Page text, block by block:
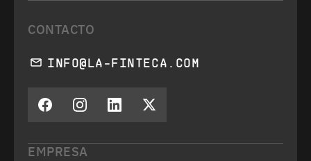
EMPRESA
CONTACTO
INFO@LA-FINTECA.COM